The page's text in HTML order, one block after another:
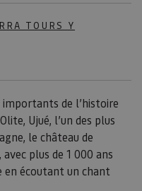
TOURS Y
importants de l’histoire
Ujué, l’un des plus
le château de
plus de 1 000 ans
en écoutant un chant